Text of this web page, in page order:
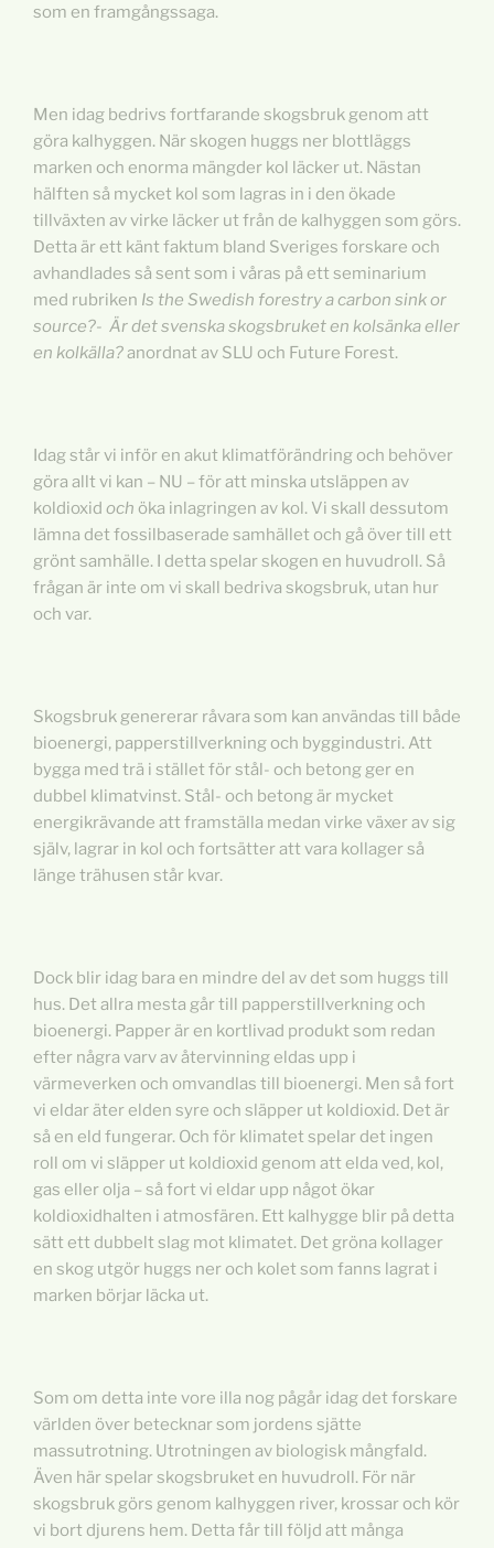
som en framgångssaga.
Men idag bedrivs fortfarande skogsbruk genom att
göra kalhyggen. När skogen huggs ner blottläggs
marken och enorma mängder kol läcker ut. Nästan
hälften så mycket kol som lagras in i den ökade
tillväxten av virke läcker ut från de kalhyggen som görs.
Detta är ett känt faktum bland Sveriges forskare och
avhandlades så sent som i våras på ett seminarium
med rubriken Is the Swedish forestry a carbon sink or
source?- Är det svenska skogsbruket en kolsänka eller
en kolkälla?anordnat av SLU och Future Forest.
Idag står vi inför en akut klimatförändring och behöver
göra allt vi kan – NU – för att minska utsläppen av
koldioxid och öka inlagringen av kol. Vi skall dessutom
lämna det fossilbaserade samhället och gå över till ett
grönt samhälle. I detta spelar skogen en huvudroll. Så
frågan är inte om vi skall bedriva skogsbruk, utan hur
och var.
Skogsbruk genererar råvara som kan användas till både
bioenergi, papperstillverkning och byggindustri. Att
bygga med trä i stället för stål- och betong ger en
dubbel klimatvinst. Stål- och betong är mycket
energikrävande att framställa medan virke växer av sig
själv, lagrar in kol och fortsätter att vara kollager så
länge trähusen står kvar.
Dock blir idag bara en mindre del av det som huggs till
hus. Det allra mesta går till papperstillverkning och
bioenergi. Papper är en kortlivad produkt som redan
efter några varv av återvinning eldas upp i
värmeverken och omvandlas till bioenergi. Men så fort
vi eldar äter elden syre och släpper ut koldioxid. Det är
så en eld fungerar. Och för klimatet spelar det ingen
roll om vi släpper ut koldioxid genom att elda ved, kol,
gas eller olja – så fort vi eldar upp något ökar
koldioxidhalten i atmosfären. Ett kalhygge blir på detta
sätt ett dubbelt slag mot klimatet. Det gröna kollager
en skog utgör huggs ner och kolet som fanns lagrat i
marken börjar läcka ut.
Som om detta inte vore illa nog pågår idag det forskare
världen över betecknar som jordens sjätte
massutrotning. Utrotningen av biologisk mångfald.
Även här spelar skogsbruket en huvudroll. För när
skogsbruk görs genom kalhyggen river, krossar och kör
vi bort djurens hem. Detta får till följd att många